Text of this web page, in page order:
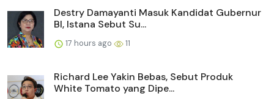
Destry Damayanti Masuk Kandidat Gubernur
BI, Istana Sebut Su...
17 hours ago 11
Richard Lee Yakin Bebas, Sebut Produk
White Tomato yang Dipe...